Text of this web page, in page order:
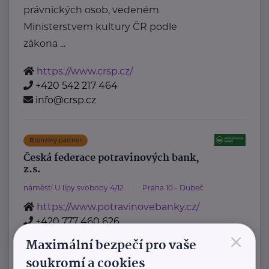
právnických osob, vedeném
Ministerstvem kultury ČR podle
zákona ...
https://www.crsp.cz/
+420 542 217 464
info@crsp.cz
Bronzový partner
Česká federace potravinových bank,
z.s.
náměstí U lípy svobody 4/12 Praha 10 - Dubeč
https://www.potravinovebanky.cz/
+420 777 460 626
info@potravinovabanka.cz
×
Maximální bezpečí pro vaše
soukromí a cookies